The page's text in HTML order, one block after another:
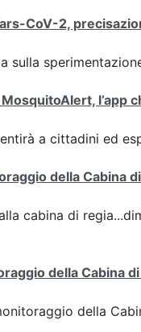
CoV-2,
sulla
l’app
a cittadini ed
della Cabina
cabina di
della Cabina di
della